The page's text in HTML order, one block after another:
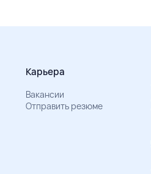
Карьера
Вакансии
Отправить резюме